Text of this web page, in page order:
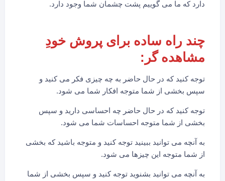
دارد که ما می گوییم پشت چشمان شما وجود دارد.
چند راه ساده برای پروش خودِ
مشاهده گر:
توجه کنید که در حال حاضر به چه چیزی فکر می کنید و
سپس بخشی از شما متوجه افکار شما می شود.
توجه کنید که در حال حاضر چه احساسی دارید و سپس
بخشی از شما متوجه احساسات شما می شود.
به آنچه می توانید ببینید توجه کنید و متوجه باشید که بخشی
از شما متوجه این چیزها می شود.
به آنچه می توانید بشنوید توجه کنید و سپس بخشی از شما